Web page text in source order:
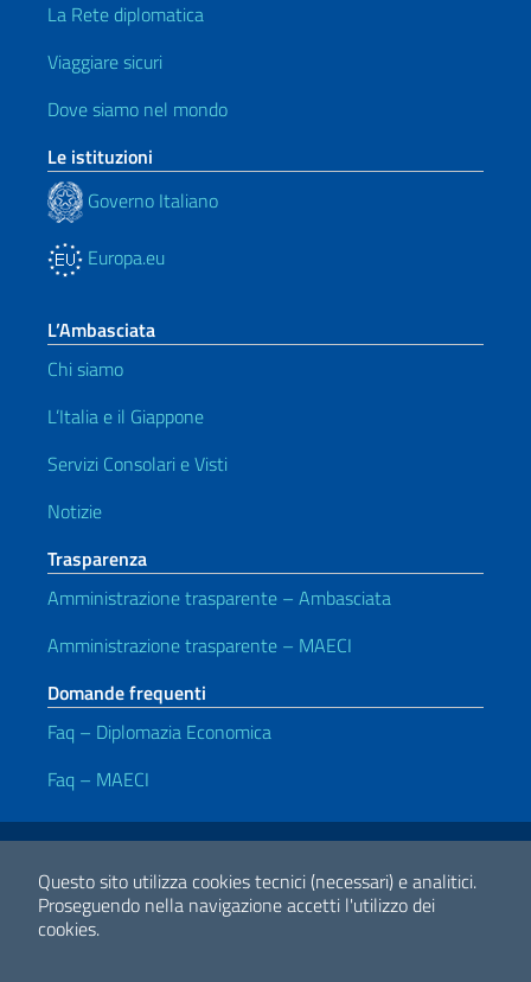
Questo sito utilizza cookies tecnici (necessari) e analitici.
Proseguendo nella navigazione accetti l'utilizzo dei
cookies.
La Rete diplomatica
Viaggiare sicuri
Dove siamo nel mondo
Le istituzioni
Governo Italiano
Europa.eu
L’Ambasciata
Chi siamo
L’Italia e il Giappone
Servizi Consolari e Visti
Notizie
Trasparenza
Amministrazione trasparente – Ambasciata
Amministrazione trasparente – MAECI
Domande frequenti
Faq – Diplomazia Economica
Faq – MAECI
Link Utili